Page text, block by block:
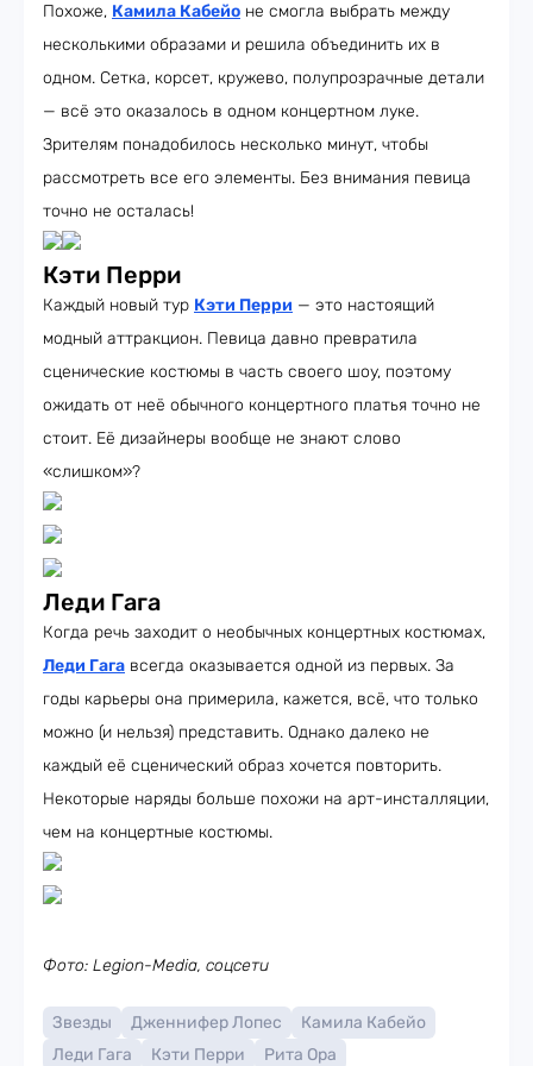
Похоже, Камила Кабейо не смогла выбрать между
несколькими образами и решила объединить их в
одном. Сетка, корсет, кружево, полупрозрачные детали
— всё это оказалось в одном концертном луке.
Зрителям понадобилось несколько минут, чтобы
рассмотреть все его элементы. Без внимания певица
точно не осталась!
Кэти Перри
Каждый новый тур Кэти Перри — это настоящий
модный аттракцион. Певица давно превратила
сценические костюмы в часть своего шоу, поэтому
ожидать от неё обычного концертного платья точно не
стоит. Её дизайнеры вообще не знают слово
«слишком»?
Леди Гага
Когда речь заходит о необычных концертных костюмах,
Леди Гага всегда оказывается одной из первых. За
годы карьеры она примерила, кажется, всё, что только
можно (и нельзя) представить. Однако далеко не
каждый её сценический образ хочется повторить.
Некоторые наряды больше похожи на арт-инсталляции,
чем на концертные костюмы.
Фото: Legion-Media, соцсети
Звезды Дженнифер Лопес
Камила Кабейо
Леди Гага
Кэти Перри Рита Ора